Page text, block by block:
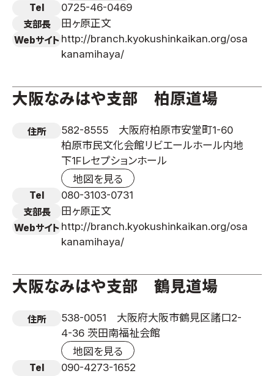
Tel 0725-46-0469
支部長 田ヶ原正文
Webサイト http://branch.kyokushinkaikan.org/osa
kanamihaya/
大阪なみはや支部 柏原道場
住所
582-8555 大阪府柏原市安堂町1-60
柏原市民文化会館リビエールホール内地
下1Fレセプションホール
地図を見る
Tel 080-3103-0731
支部長 田ヶ原正文
Webサイト http://branch.kyokushinkaikan.org/osa
kanamihaya/
大阪なみはや支部 鶴見道場
住所
538-0051 大阪府大阪市鶴見区諸口2-
4-36 茨田南福祉会館
地図を見る
Tel 090-4273-1652